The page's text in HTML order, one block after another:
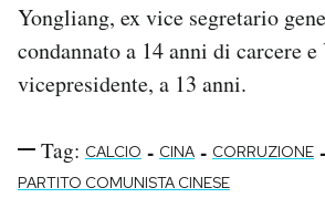
Yongliang, ex vice segretario
condannato a 14 anni di carcere
vicepresidente, a 13 anni.
Tag: CALCIO - CINA - CORRUZIONE -
PARTITO COMUNISTA CINESE